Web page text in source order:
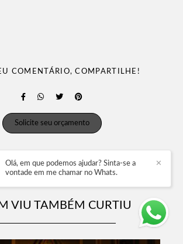
COMENTÁRIO, COMPARTILHE!
Solicite seu orçamento
VIU TAMBÉM CURTIU
✕
Olá, em que podemos ajudar? Sinta-se a
vontade em me chamar no Whats.